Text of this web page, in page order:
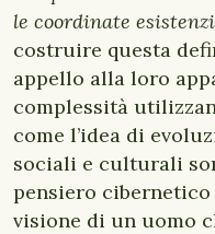
le coordinate
costruire questa
appello alla loro
complessità
come l’idea di
sociali e culturali
pensiero
visione di un uomo